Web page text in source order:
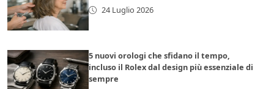
24 Luglio 2026
5 nuovi orologi che sfidano il tempo,
incluso il Rolex dal design più essenziale di
sempre